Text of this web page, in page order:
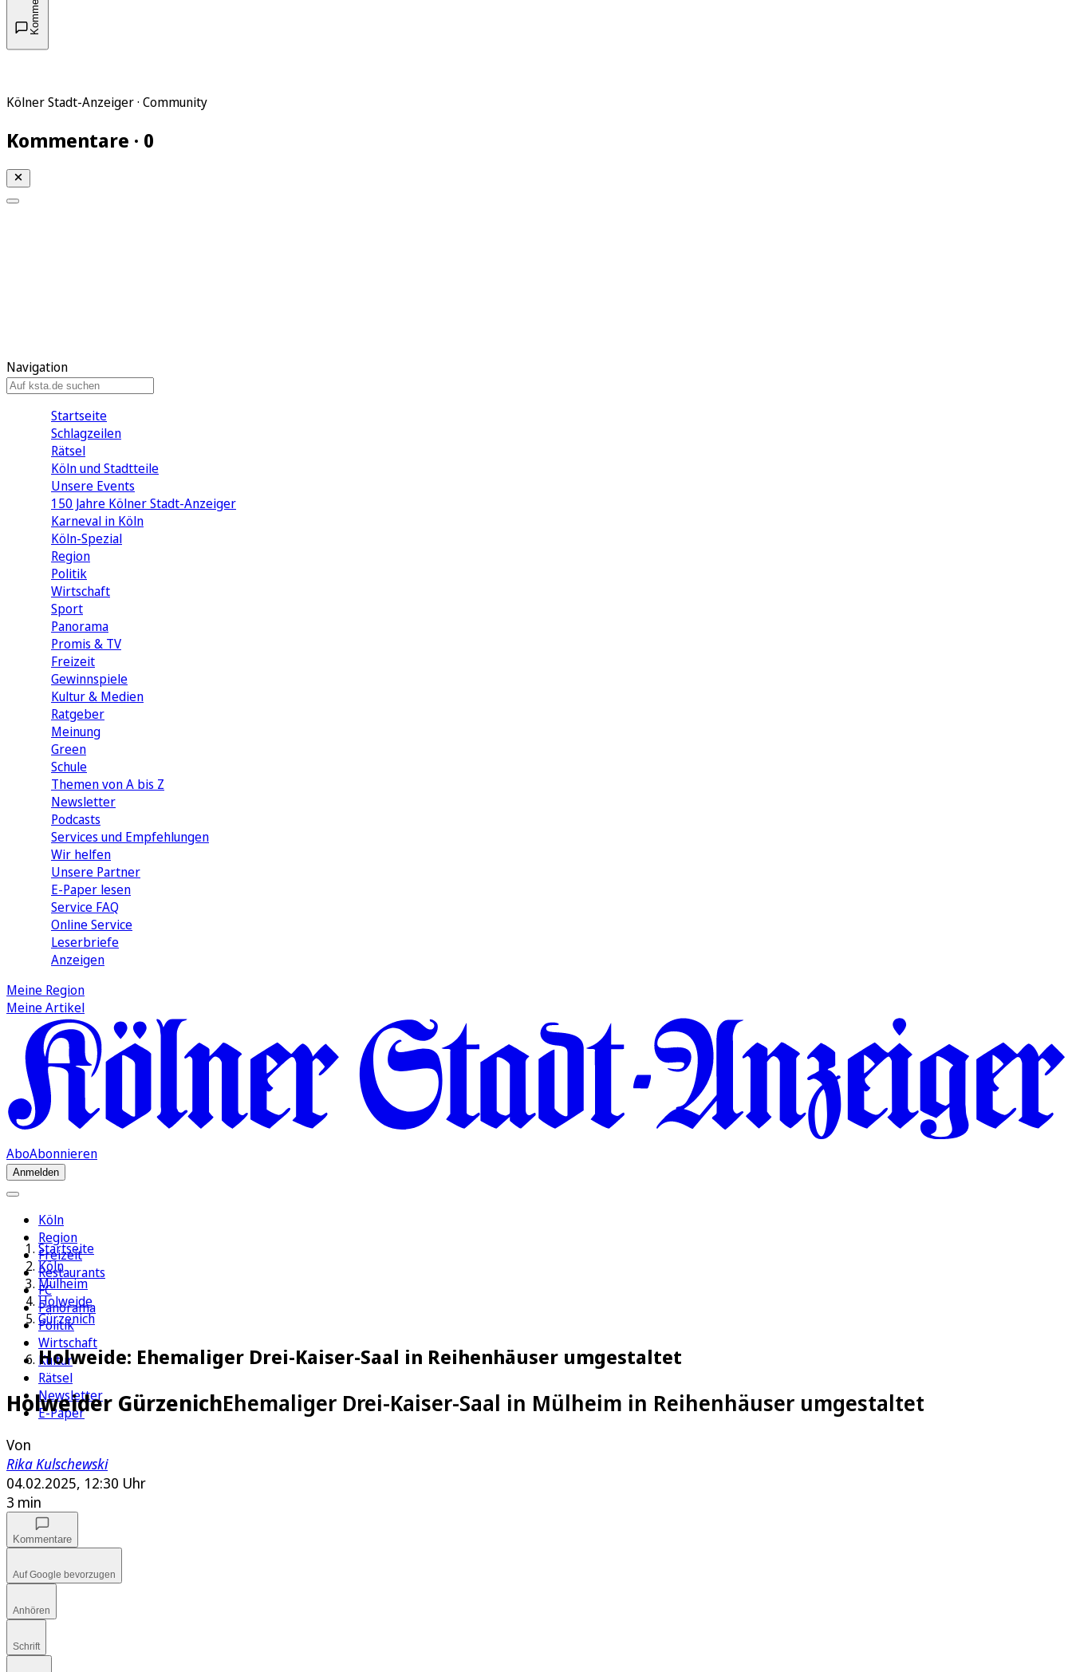
Kölner Stadt-Anzeiger · Community
Kommentare · 0
Navigation
Startseite
Schlagzeilen
Rätsel
Köln und Stadtteile
Unsere Events
150 Jahre Kölner Stadt-Anzeiger
Karneval in Köln
Köln-Spezial
Region
Politik
Wirtschaft
Sport
Panorama
Promis & TV
Freizeit
Gewinnspiele
Kultur & Medien
Ratgeber
Meinung
Green
Schule
Themen von A bis Z
Newsletter
Podcasts
Services und Empfehlungen
Wir helfen
Unsere Partner
E-Paper lesen
Service FAQ
Online Service
Leserbriefe
Anzeigen
Meine Region
Meine Artikel
AboAbonnieren
Anmelden
Köln
Region
Freizeit
Restaurants
FC
Panorama
Politik
Wirtschaft
Kultur
Rätsel
Newsletter
E-Paper
Startseite
Köln
Mülheim
Holweide
Gürzenich
Holweide: Ehemaliger Drei-Kaiser-Saal in Reihenhäuser umgestaltet
Holweider GürzenichEhemaliger Drei-Kaiser-Saal in Mülheim in Reihenhäuser umgestaltet
Von
Rika Kulschewski
04.02.2025, 12:30 Uhr
3 min
Kommentare
Auf Google bevorzugen
Anhören
Schrift